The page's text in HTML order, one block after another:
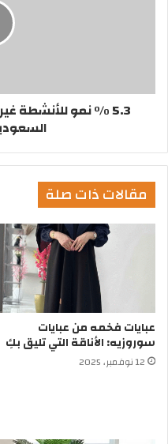
5.3 % نمو للأنشطة
مقالات ذات صلة
عبايات فخمه من عبايات
سوروزيه: الأناقة التي تليق بكِ
12 نوفمبر، 2025